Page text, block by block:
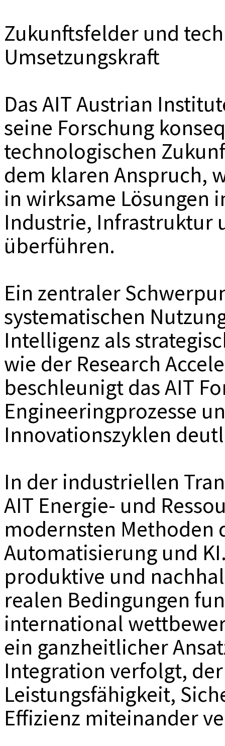
Zukunftsfelder und
Umsetzungskraft
Das AIT Austrian
seine Forschung
technologischen
dem klaren Anspruch,
in wirksame Lösungen
Industrie, Infrastruktur
überführen.
Ein zentraler
systematischen
Intelligenz als
wie der Research
beschleunigt das AIT
Engineeringprozesse
Innovationszyklen
In der industriellen
AIT Energie- und
modernsten Methoden
Automatisierung und
produktive und
realen Bedingungen
international
ein ganzheitlicher
Integration verfolgt,
Leistungsfähigkeit,
Effizienz miteinander